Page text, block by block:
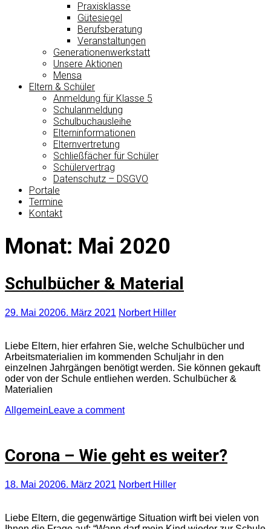
Praxisklasse
Gütesiegel
Berufsberatung
Veranstaltungen
Generationenwerkstatt
Unsere Aktionen
Mensa
Eltern & Schüler
Anmeldung für Klasse 5
Schulanmeldung
Schulbuchausleihe
Elterninformationen
Elternvertretung
Schließfächer für Schüler
Schülervertrag
Datenschutz – DSGVO
Portale
Termine
Kontakt
Monat: Mai 2020
Schulbücher & Material
29. Mai 20206. März 2021 Norbert Hiller
Liebe Eltern, hier erfahren Sie, welche Schulbücher und
Arbeitsmaterialien im kommenden Schuljahr in den
einzelnen Jahrgängen benötigt werden. Sie können gekauft
oder von der Schule entliehen werden. Schulbücher &
Materialien
AllgemeinLeave a comment
Corona – Wie geht es weiter?
18. Mai 20206. März 2021 Norbert Hiller
Liebe Eltern, die gegenwärtige Situation wirft bei vielen von